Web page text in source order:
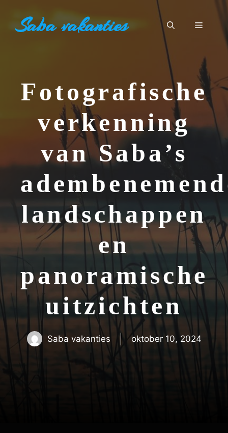
Saba vakanties Menu
Fotografische
verkenning
van Saba’s
landschappen
en
panoramische
uitzichten
Saba vakanties oktober 10, 2024